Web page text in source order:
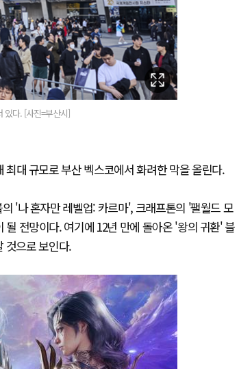
있다. [사진=부산시]
대 규모로 부산 벡스코에서 화려한 막을 올린다.
'나 혼자만 레벨업: 카르마', 크래프톤의 '팰월드 모
전망이다. 여기에 12년 만에 돌아온 '왕의 귀환' 블
것으로 보인다.